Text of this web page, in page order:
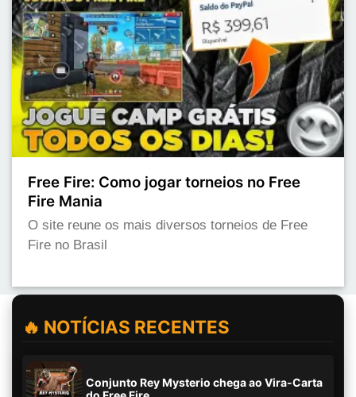
Free Fire: Como jogar torneios no Free
Fire Mania
O site reune os mais diversos torneios de Free
Fire no Brasil
🔥 NOTÍCIAS RECENTES
Conjunto Rey Mysterio chega ao Vira-Carta